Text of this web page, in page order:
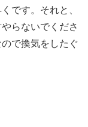
です。それと、
らないでくださ
で換気をしたぐ